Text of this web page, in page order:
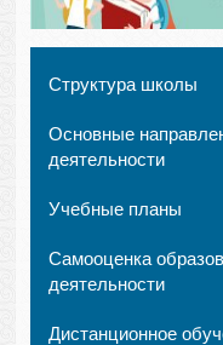
Структура школы
Основные
деятельности
Учебные планы
Самооценка
деятельности
Дистанционное